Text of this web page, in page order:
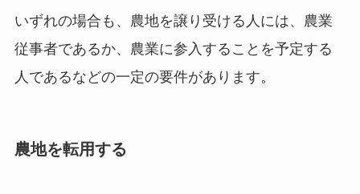
いずれの場合も、農地を譲り受ける人には、農業
従事者であるか、農業に参入することを予定する
人であるなどの一定の要件があります。
農地を転用する